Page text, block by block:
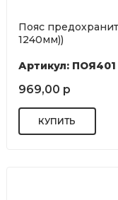
Пояс
1240мм))
Артикул: ПОЯ401
969,00 р